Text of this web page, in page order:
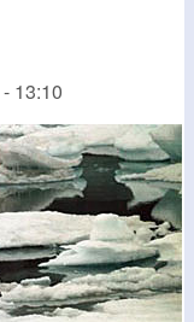
13:10